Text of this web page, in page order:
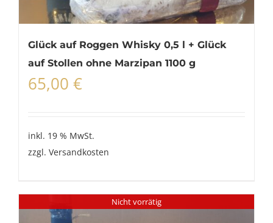
Glück auf Roggen Whisky 0,5 l + Glück
auf Stollen ohne Marzipan 1100 g
65,00 €
inkl. 19 % MwSt.
zzgl. Versandkosten
Nicht vorrätig